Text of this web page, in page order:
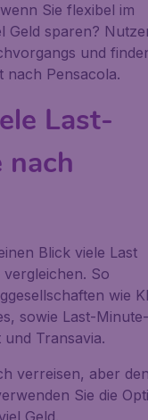
Sie flexibel im
Geld sparen?
und
nach Pensacola.
Last-
Blick viele Last
So
wie
sowie Last-Minute-
und Transavia.
verreisen, aber
Sie die
Geld.